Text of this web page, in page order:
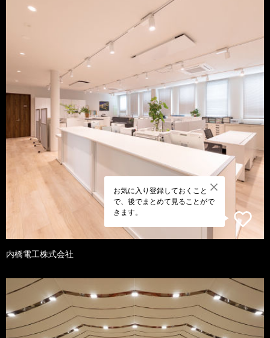
お気に入り登録しておくこと
で、後でまとめて見ることがで
きます。
内橋電工株式会社